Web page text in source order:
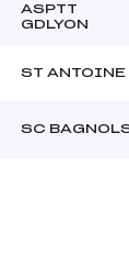
ASPTT
GDLYON
ST ANTOINE
SC